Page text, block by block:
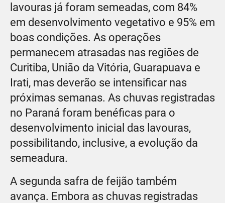
lavouras já foram semeadas, com 84%
em desenvolvimento vegetativo e 95% em
boas condições. As operações
permanecem atrasadas nas regiões de
Curitiba, União da Vitória, Guarapuava e
Irati, mas deverão se intensificar nas
próximas semanas. As chuvas registradas
no Paraná foram benéficas para o
desenvolvimento inicial das lavouras,
possibilitando, inclusive, a evolução da
semeadura.
A segunda safra de feijão também
avança. Embora as chuvas registradas